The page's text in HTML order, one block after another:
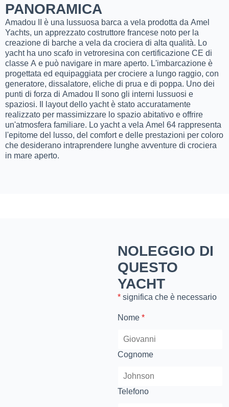
PANORAMICA
Amadou II è una lussuosa barca a vela prodotta da Amel
Yachts, un apprezzato costruttore francese noto per la
creazione di barche a vela da crociera di alta qualità. Lo
yacht ha uno scafo in vetroresina con certificazione CE di
classe A e può navigare in mare aperto. L'imbarcazione è
progettata ed equipaggiata per crociere a lungo raggio, con
generatore, dissalatore, eliche di prua e di poppa. Uno dei
punti di forza di Amadou II sono gli interni lussuosi e
spaziosi. Il layout dello yacht è stato accuratamente
realizzato per massimizzare lo spazio abitativo e offrire
un'atmosfera familiare. Lo yacht a vela Amel 64 rappresenta
l'epitome del lusso, del comfort e delle prestazioni per coloro
che desiderano intraprendere lunghe avventure di crociera
in mare aperto.
NOLEGGIO DI
QUESTO
YACHT
*significa che è necessario
Nome *
Cognome
Telefono